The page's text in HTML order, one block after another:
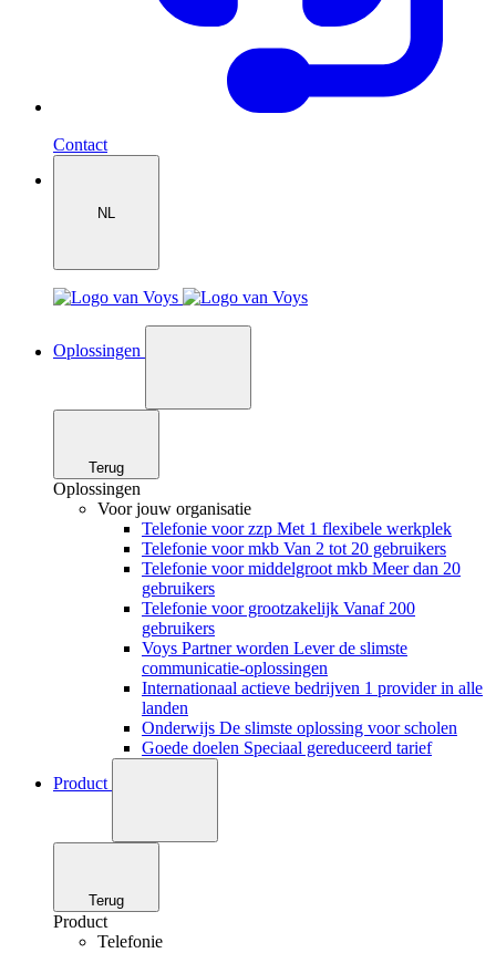
Contact
NL
Oplossingen
Terug
Oplossingen
Voor jouw organisatie
Telefonie voor zzp Met 1 flexibele werkplek
Telefonie voor mkb Van 2 tot 20 gebruikers
Telefonie voor middelgroot mkb Meer dan 20
gebruikers
Telefonie voor grootzakelijk Vanaf 200
gebruikers
Voys Partner worden Lever de slimste
communicatie-oplossingen
Internationaal actieve bedrijven 1 provider in alle
landen
Onderwijs De slimste oplossing voor scholen
Goede doelen Speciaal gereduceerd tarief
Product
Terug
Product
Telefonie